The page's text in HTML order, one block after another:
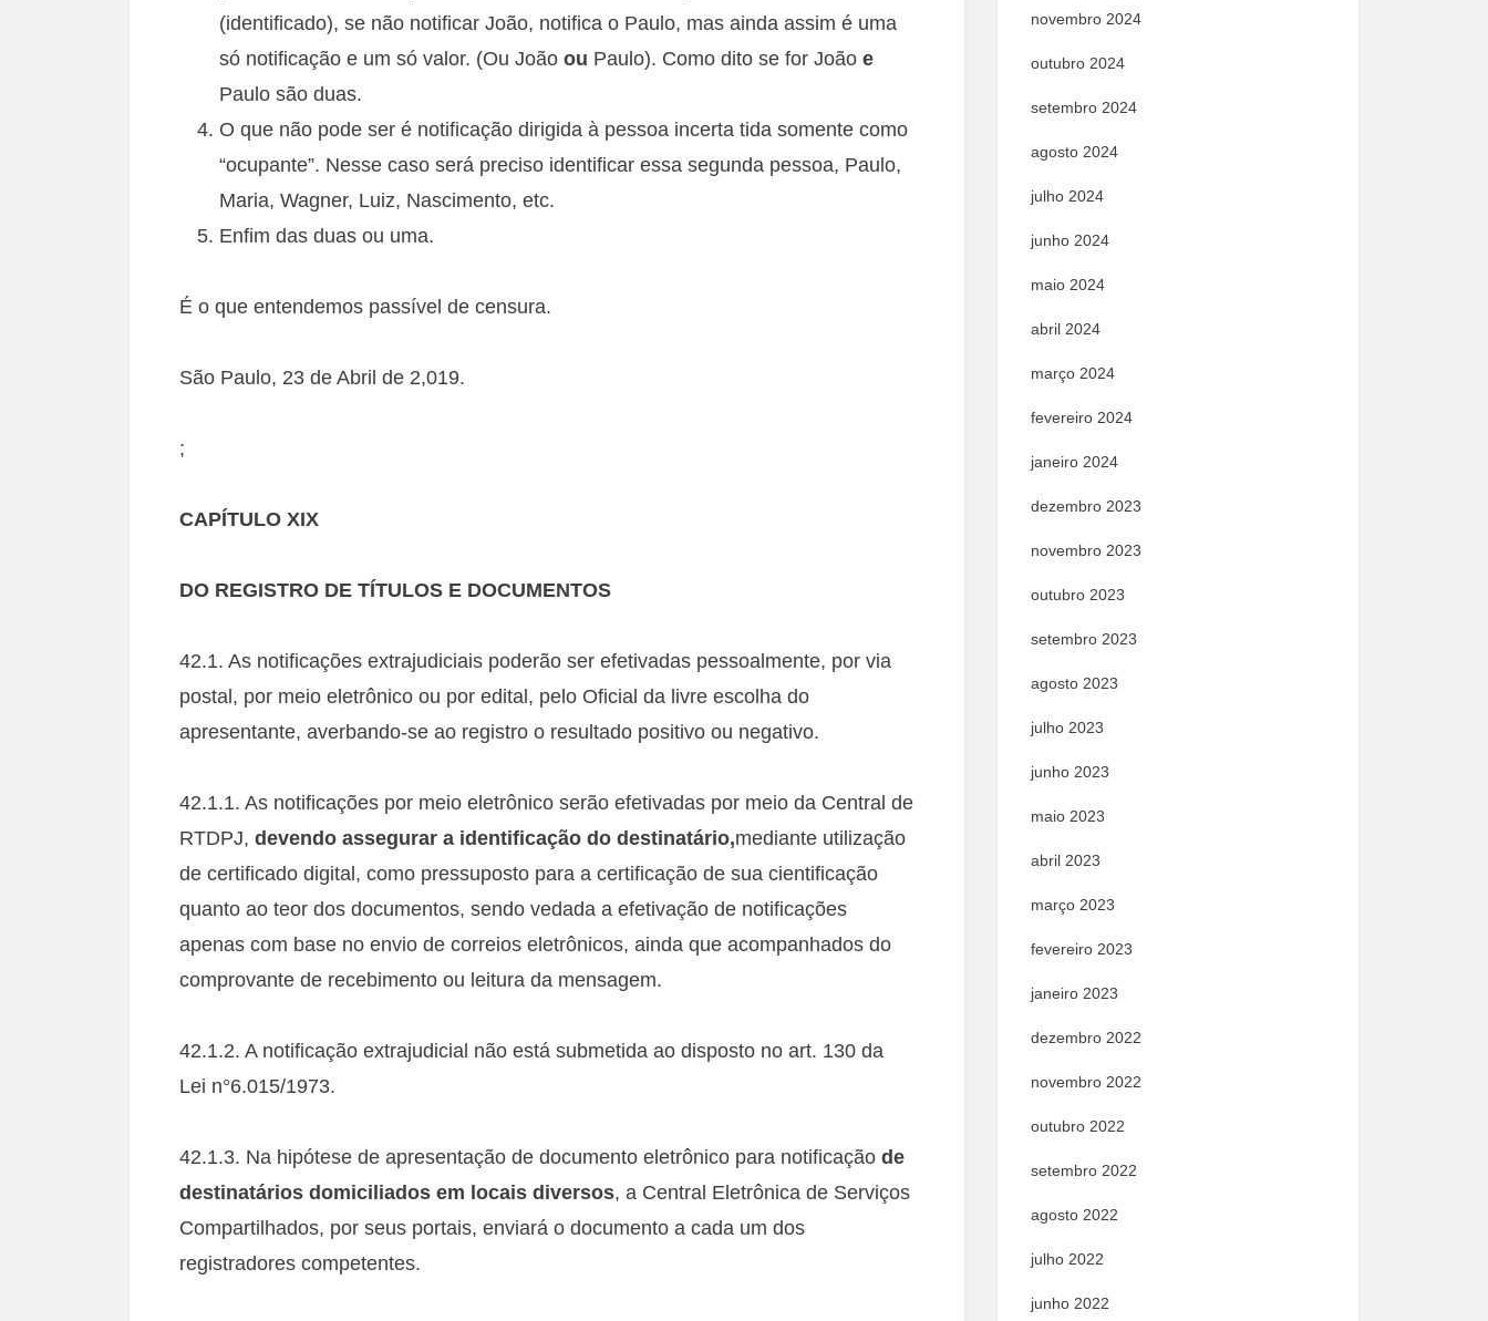
(identificado), se não notificar João, notifica o Paulo, mas ainda assim é uma
só notificação e um só valor. (Ou João ou Paulo). Como dito se for João e
Paulo são duas.
O que não pode ser é notificação dirigida à pessoa incerta tida somente como
“ocupante”. Nesse caso será preciso identificar essa segunda pessoa, Paulo,
Maria, Wagner, Luiz, Nascimento, etc.
Enfim das duas ou uma.
É o que entendemos passível de censura.
São Paulo, 23 de Abril de 2,019.
;
CAPÍTULO XIX
DO REGISTRO DE TÍTULOS E DOCUMENTOS
42.1. As notificações extrajudiciais poderão ser efetivadas pessoalmente, por via
postal, por meio eletrônico ou por edital, pelo Oficial da livre escolha do
apresentante, averbando-se ao registro o resultado positivo ou negativo.
42.1.1. As notificações por meio eletrônico serão efetivadas por meio da Central de
RTDPJ, devendo assegurar a identificação do destinatário,mediante utilização
de certificado digital, como pressuposto para a certificação de sua cientificação
quanto ao teor dos documentos, sendo vedada a efetivação de notificações
apenas com base no envio de correios eletrônicos, ainda que acompanhados do
comprovante de recebimento ou leitura da mensagem.
42.1.2. A notificação extrajudicial não está submetida ao disposto no art. 130 da
Lei n°6.015/1973.
42.1.3. Na hipótese de apresentação de documento eletrônico para notificação de
destinatários domiciliados em locais diversos, a Central Eletrônica de Serviços
Compartilhados, por seus portais, enviará o documento a cada um dos
registradores competentes.
novembro 2024
outubro 2024
setembro 2024
agosto 2024
julho 2024
junho 2024
maio 2024
abril 2024
março 2024
fevereiro 2024
janeiro 2024
dezembro 2023
novembro 2023
outubro 2023
setembro 2023
agosto 2023
julho 2023
junho 2023
maio 2023
abril 2023
março 2023
fevereiro 2023
janeiro 2023
dezembro 2022
novembro 2022
outubro 2022
setembro 2022
agosto 2022
julho 2022
junho 2022